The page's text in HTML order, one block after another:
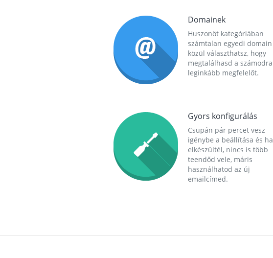
Domainek
Huszonöt kategóriában
számtalan egyedi domain
közül választhatsz, hogy
megtalálhasd a számodra
leginkább megfelelőt.
Gyors konfigurálás
Csupán pár percet vesz
igénybe a beállítása és ha
elkészültél, nincs is több
teendőd vele, máris
használhatod az új
emailcímed.